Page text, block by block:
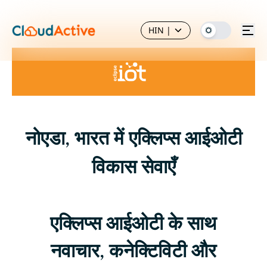
HIN |
नोएडा, भारत में एक्लिप्स आईओटी
विकास सेवाएँ
एक्लिप्स आईओटी के साथ
नवाचार, कनेक्टिविटी और